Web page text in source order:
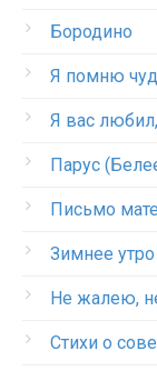
Бородино
Я помню
Я вас
Парус
Письмо
Зимнее
Не жалею,
Стихи о